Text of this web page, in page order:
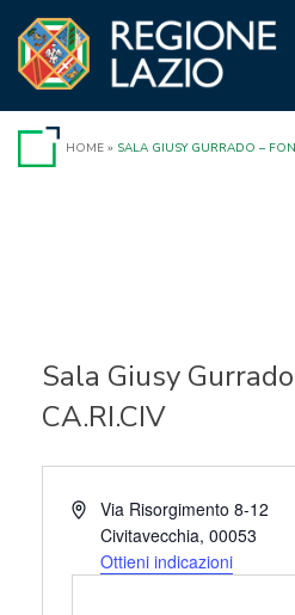
contenuto
HOME » SALA GIUSY GURRADO –
Sala Giusy
CA.RI.CIV
IndirizzoVia Risorgimento 8-12
Civitavecchia, 00053
Ottieni indicazioni